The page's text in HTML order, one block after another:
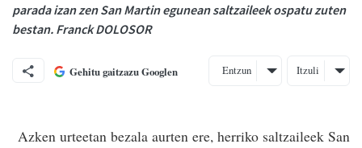
parada izan zen San Martin egunean saltzaileek ospatu zuten
bestan. Franck DOLOSOR
Gehitu gaitzazu Googlen Entzun Itzuli
Azken urteetan bezala aurten ere, herriko saltzaileek San